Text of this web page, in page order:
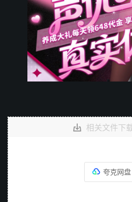
相关文件下
夸克网盘